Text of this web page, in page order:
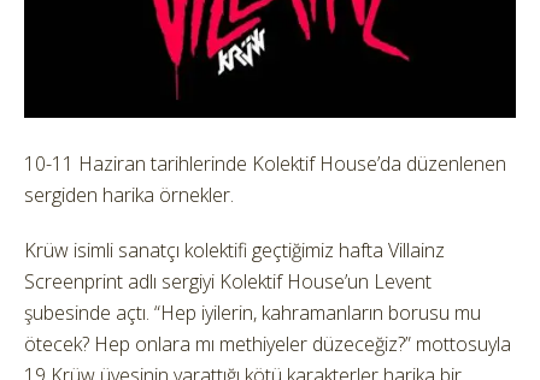
10-11 Haziran tarihlerinde Kolektif House’da düzenlenen
sergiden harika örnekler.
Krüw isimli sanatçı kolektifi geçtiğimiz hafta Villainz
Screenprint adlı sergiyi Kolektif House’un Levent
şubesinde açtı. “Hep iyilerin, kahramanların borusu mu
ötecek? Hep onlara mı methiyeler düzeceğiz?” mottosuyla